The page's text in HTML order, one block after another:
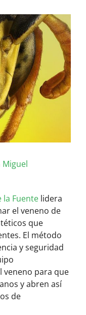
Miguel
la Fuente lidera
el veneno de
que
El método
y seguridad
veneno para que
y abren así
de